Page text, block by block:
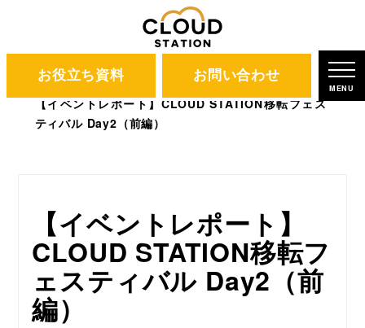
お役立ち資料 お問い合わせ
MENU
CLOUD STATION
ブログ
【イベントレポート】CLOUD STATION移転フェス
ティバル Day2（前編）
【イベントレポート】
CLOUD STATION移転フ
ェスティバル Day2（前
編）